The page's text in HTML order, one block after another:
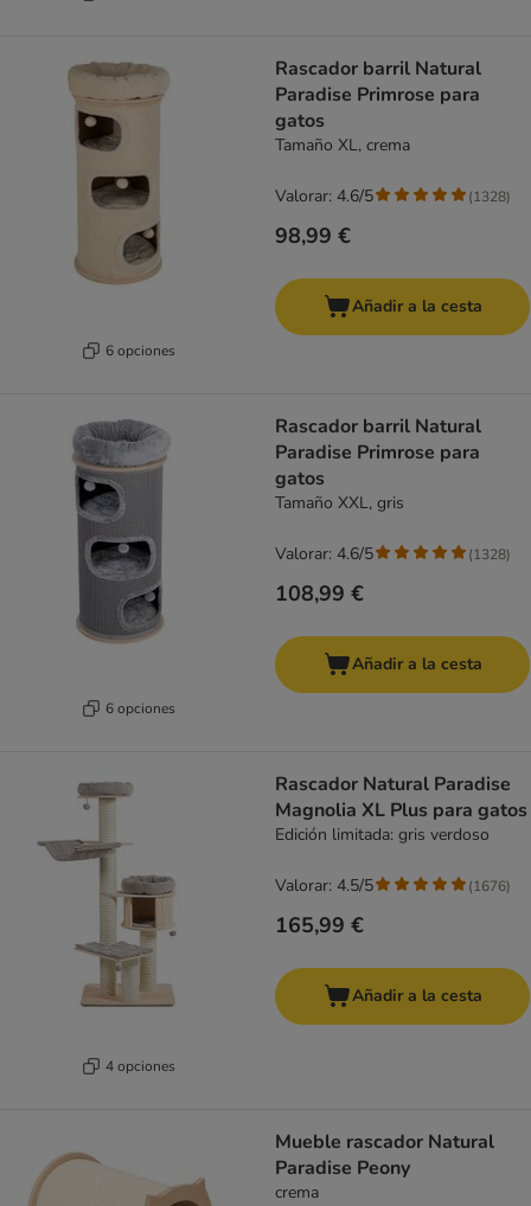
6 opciones
Rascador barril Natural
Paradise Primrose para
gatos
Tamaño XL, crema
98,99 €
Valorar: 4.6/5 (1328)
Añadir a la cesta
6 opciones
Rascador barril Natural
Paradise Primrose para
gatos
Tamaño XXL, gris
108,99 €
Valorar: 4.6/5 (1328)
Añadir a la cesta
4 opciones
Rascador Natural Paradise
Magnolia XL Plus para gatos
Edición limitada: gris verdoso
165,99 €
Valorar: 4.5/5 (1676)
Añadir a la cesta
Mueble rascador Natural
Paradise Peony
crema